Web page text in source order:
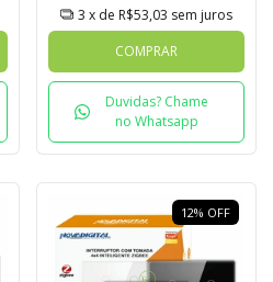
3 x de R$53,03 sem juros
COMPRAR
Duvidas? Chame
no Whatsapp
12% OFF